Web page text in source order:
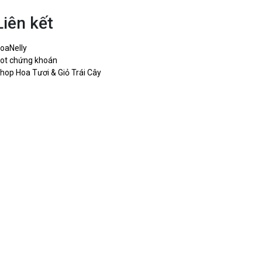
kết
chứng khoán
Hoa Tươi & Giỏ Trái Cây